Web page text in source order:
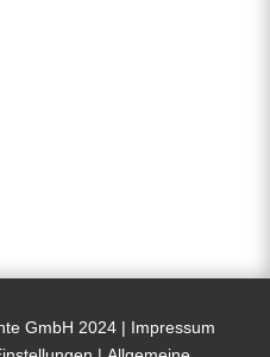
GmbH 2024 | Impressum